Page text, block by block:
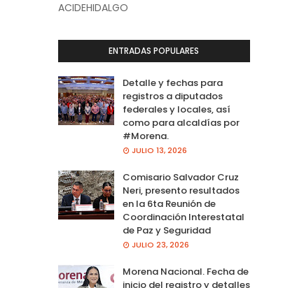
ACIDEHIDALGO
ENTRADAS POPULARES
Detalle y fechas para
registros a diputados
federales y locales, así
como para alcaldías por
#Morena.
JULIO 13, 2026
Comisario Salvador Cruz
Neri, presento resultados
en la 6ta Reunión de
Coordinación Interestatal
de Paz y Seguridad
JULIO 23, 2026
Morena Nacional. Fecha de
inicio del registro y detalles